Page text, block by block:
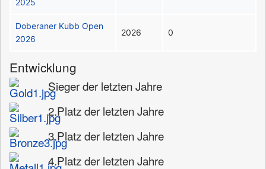
2025
Doberaner Kubb Open
2026
2026 0
Entwicklung
Sieger der letzten Jahre
2.Platz der letzten Jahre
3.Platz der letzten Jahre
4.Platz der letzten Jahre